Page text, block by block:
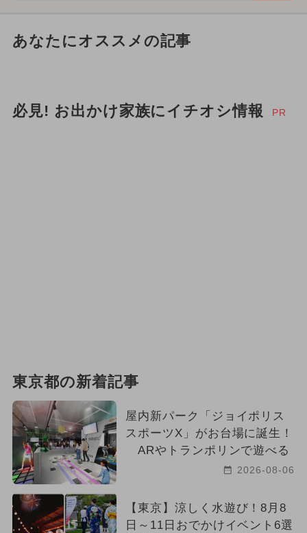
あなたにオススメの記事
必見! お出かけ家族にイチオシ情報 PR
東京都の新着記事
屋内新パーク「ジョイポリス
スポーツX」がお台場に誕生！
ARやトランポリンで遊べる
2026-08-06
【東京】涼しく水遊び！8月8
日～11日おでかけイベント6選